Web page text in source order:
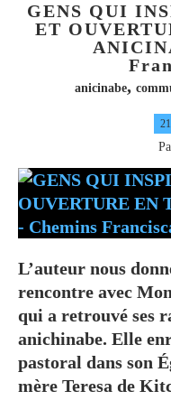
GENS QUI
ET
anicinabe,
L’auteur nous
rencontre avec
qui a retrouvé ses
anichinabe. Elle
pastoral dans son
mère Teresa de